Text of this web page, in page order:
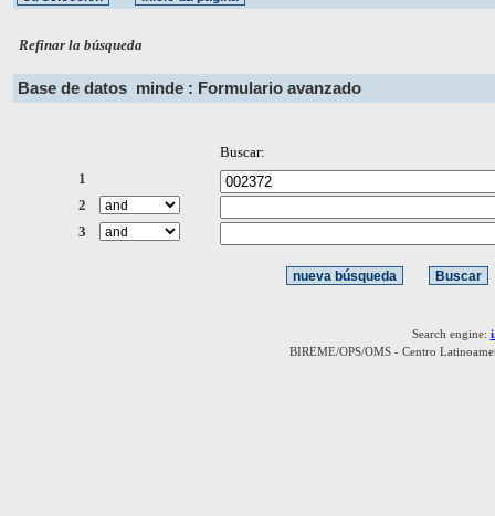
Refinar la búsqueda
Base de datos minde : Formulario avanzado
Buscar:
1
2
3
Search engine:
BIREME/OPS/OMS - Centro